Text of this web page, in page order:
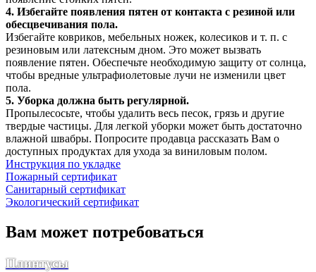
4. Избегайте появления пятен от контакта с резиной или
обесцвечивания пола.
Избегайте ковриков, мебельных ножек, колесиков и т. п. с
резиновым или латексным дном. Это может вызвать
появление пятен. Обеспечьте необходимую защиту от солнца,
чтобы вредные ультрафиолетовые лучи не изменили цвет
пола.
5. Уборка должна быть регулярной.
Пропылесосьте, чтобы удалить весь песок, грязь и другие
твердые частицы. Для легкой уборки может быть достаточно
влажной швабры. Попросите продавца рассказать Вам о
доступных продуктах для ухода за виниловым полом.
Инструкция по укладке
Пожарный сертификат
Санитарный сертификат
Экологический сертификат
Вам может потребоваться
Плинтусы